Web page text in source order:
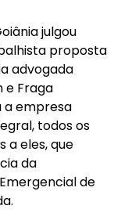
julgou
proposta
advogada
e Fraga
a empresa
todos os
a eles, que
da
de